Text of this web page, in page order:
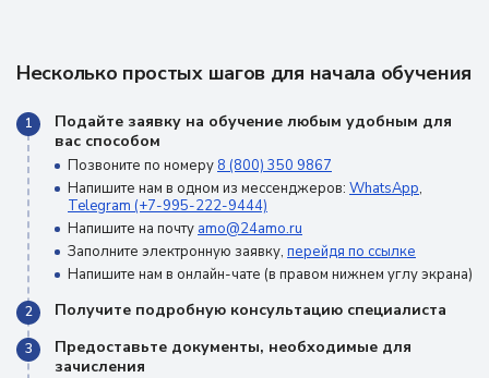
Несколько простых шагов для начала обучения
1
Подайте заявку на обучение любым удобным для
вас способом
Позвоните по номеру 8 (800) 350 9867
Напишите нам в одном из мессенджеров: WhatsApp,
Telegram (+7-995-222-9444)
Напишите на почту amo@24amo.ru
Заполните электронную заявку, перейдя по ссылке
Напишите нам в онлайн-чате (в правом нижнем углу экрана)
2 Получите подробную консультацию специалиста
3
Предоставьте документы, необходимые для
зачисления